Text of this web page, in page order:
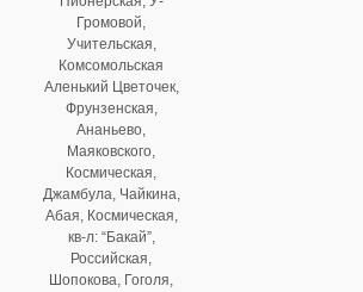
Громовой,
Учительская,
Комсомольская
Аленький Цветочек,
Фрунзенская,
Ананьево,
Маяковского,
Космическая,
Джамбула, Чайкина,
Абая, Космическая,
кв-л: “Бакай”,
Российская,
Шопокова, Гоголя,